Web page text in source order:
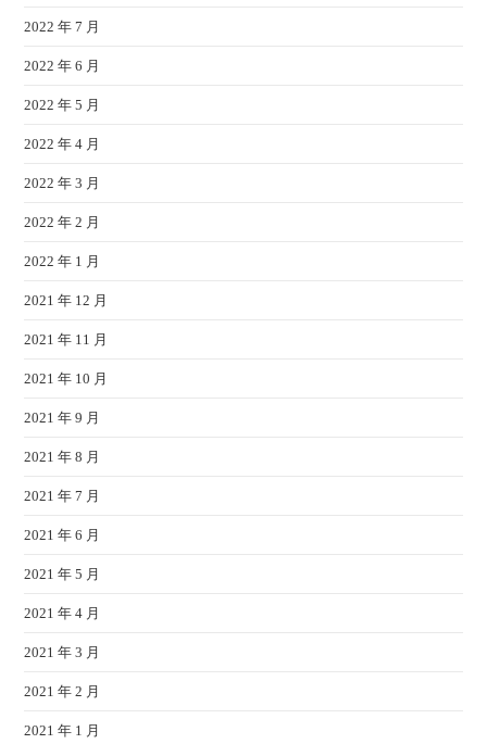
2022 年 7 月
2022 年 6 月
2022 年 5 月
2022 年 4 月
2022 年 3 月
2022 年 2 月
2022 年 1 月
2021 年 12 月
2021 年 11 月
2021 年 10 月
2021 年 9 月
2021 年 8 月
2021 年 7 月
2021 年 6 月
2021 年 5 月
2021 年 4 月
2021 年 3 月
2021 年 2 月
2021 年 1 月